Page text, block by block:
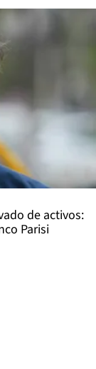
de activos:
Parisi